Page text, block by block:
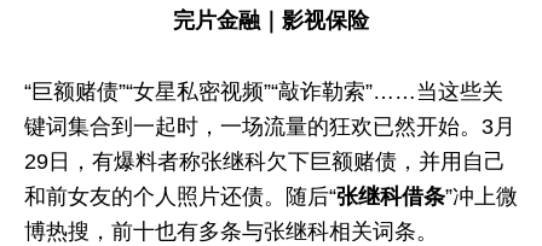
完片金融｜影视保险
“巨额赌债”“女星私密视频”“敲诈勒索”……当这些关
键词集合到一起时，一场流量的狂欢已然开始。3月
29日，有爆料者称张继科欠下巨额赌债，并用自己
和前女友的个人照片还债。随后“张继科借条”冲上微
博热搜，前十也有多条与张继科相关词条。